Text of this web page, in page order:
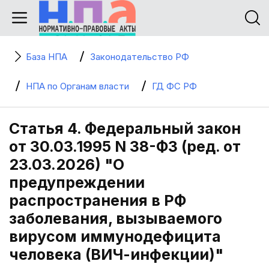
База НПА Законодательство РФ
НПА по Органам власти ГД ФС РФ
Статья 4. Федеральный закон
от 30.03.1995 N 38-ФЗ (ред. от
23.03.2026) "О
предупреждении
распространения в РФ
заболевания, вызываемого
вирусом иммунодефицита
человека (ВИЧ-инфекции)"